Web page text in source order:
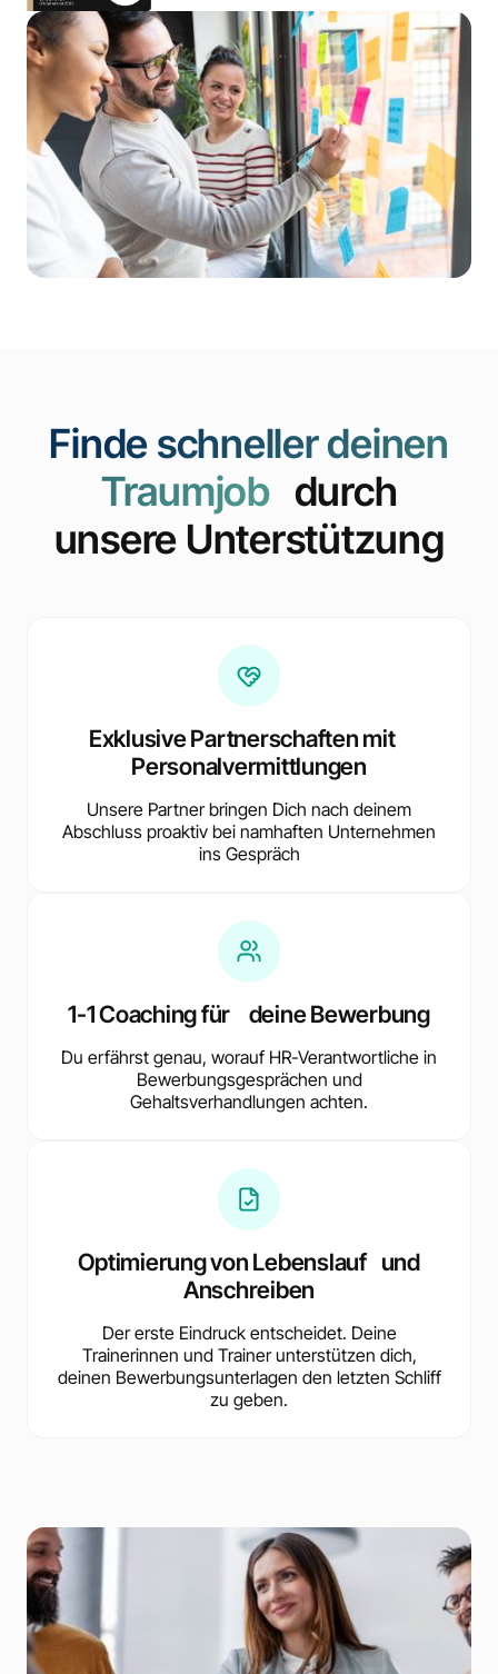
Finde schneller deinen
Traumjobdurch
unsere Unterstützung
Exklusive Partnerschaften mit
Personalvermittlungen
Unsere Partner bringen Dich nach deinem
Abschluss proaktiv bei namhaften Unternehmen
ins Gespräch
1-1 Coaching für deine Bewerbung
Du erfährst genau, worauf HR-Verantwortliche in
Bewerbungsgesprächen und
Gehaltsverhandlungen achten.
Optimierung von Lebenslauf und
Anschreiben
Der erste Eindruck entscheidet. Deine
Trainerinnen und Trainer unterstützen dich,
deinen Bewerbungsunterlagen den letzten Schliff
zu geben.